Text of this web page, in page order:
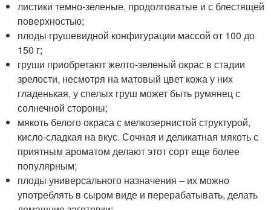
листики темно-зеленые, продолговатые и с блестящей
поверхностью;
плоды грушевидной конфигурации массой от 100 до
150 г;
груши приобретают желто-зеленый окрас в стадии
зрелости, несмотря на матовый цвет кожа у них
гладенькая, у спелых груш может быть румянец с
солнечной стороны;
мякоть белого окраса с мелкозернистой структурой,
кисло-сладкая на вкус. Сочная и деликатная мякоть с
приятным ароматом делают этот сорт еще более
популярным;
плоды универсального назначения – их можно
употреблять в сыром виде и перерабатывать, делать